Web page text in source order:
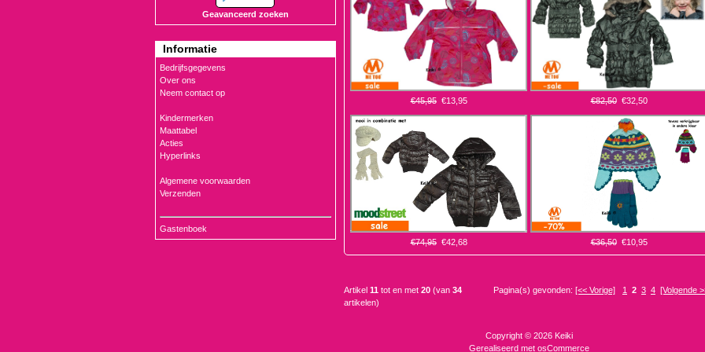
€45,95 €13,95 €82,50 €32,50
€74,95 €42,68 €36,50 €10,95
Pagina(s) gevonden: [<< Vorige] 1 2 3 4 [Volgende
Artikel 11 tot en met 20 (van 34
artikelen)
Geavanceerd zoeken
Informatie
Bedrijfsgegevens
Over ons
Neem contact op
Kindermerken
Maattabel
Acties
Hyperlinks
Algemene voorwaarden
Verzenden
Gastenboek
Copyright © 2026 Keiki
Gerealiseerd met osCommerce